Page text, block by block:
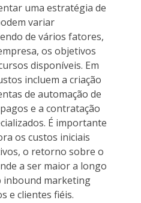
uma estratégia de
variar
de vários fatores,
os objetivos
disponíveis. Em
incluem a criação
de automação de
e a contratação
É importante
os custos iniciais
o retorno sobre o
a ser maior a longo
inbound marketing
e clientes fiéis.